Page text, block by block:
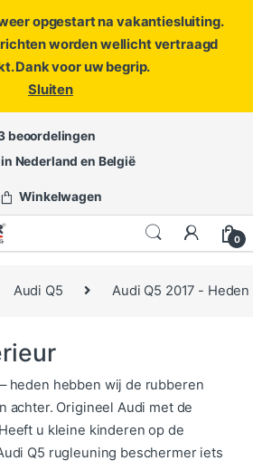
opgestart na vakantiesluiting.
worden wellicht vertraagd
Dank voor uw begrip.
Sluiten
ofopen een ticket
beoordelingen
Nederland en België
Winkelwagen
0
Audi Q5 Audi Q5 2017 - Heden
heden hebben wij de rubberen
achter. Origineel Audi met de
u kleine kinderen op de
Q5 rugleuning beschermer iets